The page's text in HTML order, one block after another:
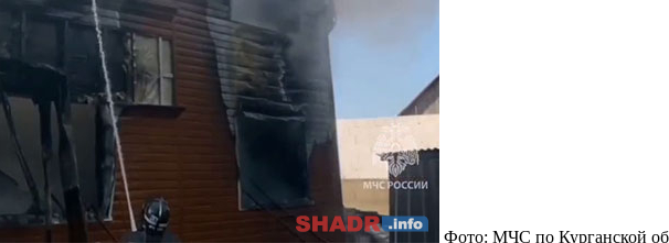
Фото: МЧС по Курганской